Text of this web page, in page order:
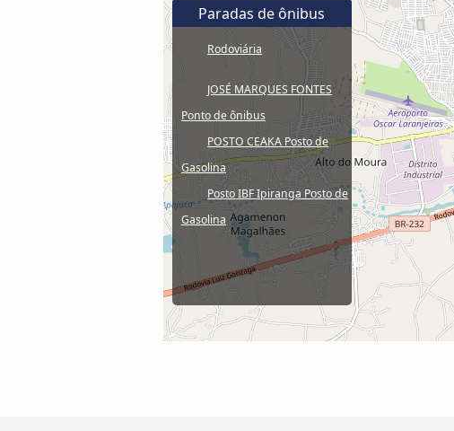
Paradas de ônibus
Rodoviária
JOSÉ MARQUES FONTES
Ponto de ônibus
POSTO CEAKA Posto de
Gasolina
Posto IBF Ipiranga Posto de
Gasolina